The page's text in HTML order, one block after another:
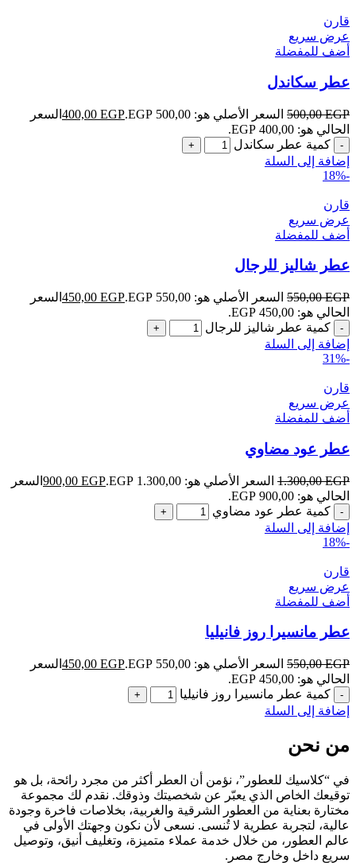
قارن
عرض سريع
أضف للمفضلة
عطر سكاندل
500,00EGP السعر الأصلي هو: 500,00 EGP. 400,00 EGP
السعر
الحالي هو: 400,00 EGP.
كمية عطر سكاندل
إضافة إلى السلة
-18%
قارن
عرض سريع
أضف للمفضلة
عطر شاليز للرجال
550,00EGP السعر الأصلي هو: 550,00 EGP. 450,00 EGP
السعر
الحالي هو: 450,00 EGP.
كمية عطر شاليز للرجال
إضافة إلى السلة
-31%
قارن
عرض سريع
أضف للمفضلة
عطر عود مضاوي
1.300,00EGP السعر الأصلي هو: 1.300,00 EGP. 900,00 EGP
السعر
الحالي هو: 900,00 EGP.
كمية عطر عود مضاوي
إضافة إلى السلة
-18%
قارن
عرض سريع
أضف للمفضلة
عطر مانسيرا روز فانيليا
550,00EGP السعر الأصلي هو: 550,00 EGP. 450,00 EGP
السعر
الحالي هو: 450,00 EGP.
كمية عطر مانسيرا روز فانيليا
إضافة إلى السلة
من نحن
في “كلاسيك للعطور”، نؤمن أن العطر أكثر من مجرد رائحة، بل هو
توقيعك الخاص الذي يعبّر عن شخصيتك وذوقك. نقدم لك مجموعة
مختارة بعناية من العطور الشرقية والغربية، بخلاصات فاخرة وجودة
عالية، لتجربة عطرية لا تُنسى. نسعى لأن نكون وجهتك الأولى في
عالم العطور، من خلال خدمة عملاء متميزة، وتغليف أنيق، وتوصيل
سريع داخل وخارج مصر.